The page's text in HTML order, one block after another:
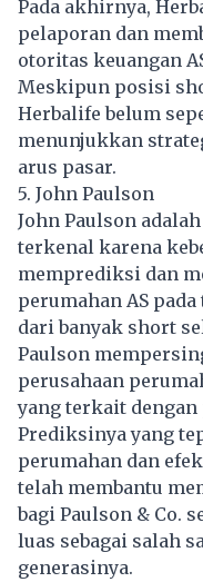
Pada akhirnya,
pelaporan dan
otoritas keuangan
Meskipun posisi
Herbalife belum
menunjukkan
arus pasar.
5. John Paulson
John Paulson
terkenal karena
memprediksi dan
perumahan AS
dari banyak short
Paulson
perusahaan
yang terkait
Prediksinya yang
perumahan dan
telah membantu
bagi Paulson & Co.
luas sebagai salah
generasinya.